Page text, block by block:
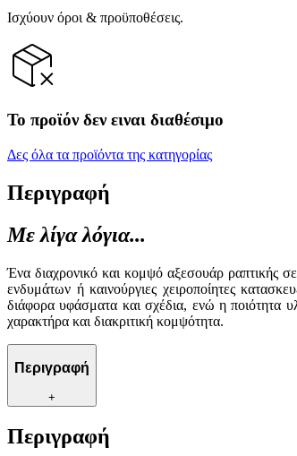
Ισχύουν όροι & προϋποθέσεις.
Το προϊόν δεν ειναι διαθέσιμο
Δες όλα τα προϊόντα της κατηγορίας
Περιγραφή
Με λίγα λόγια...
Ένα διαχρονικό και κομψό αξεσουάρ ραπτικής
ενδυμάτων ή καινούργιες χειροποίητες
διάφορα υφάσματα και σχέδια, ενώ η ποιότητα
χαρακτήρα και διακριτική κομψότητα.
Περιγραφή
+
Περιγραφή